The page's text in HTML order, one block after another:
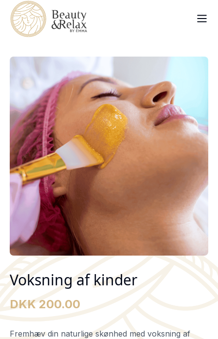
Voksning af kinder
DKK 200.00
Fremhæv din naturlige skønhed med voksning af